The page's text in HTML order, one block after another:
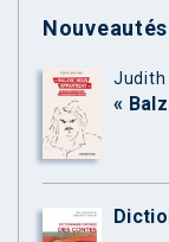
Nouveautés
Judith
«